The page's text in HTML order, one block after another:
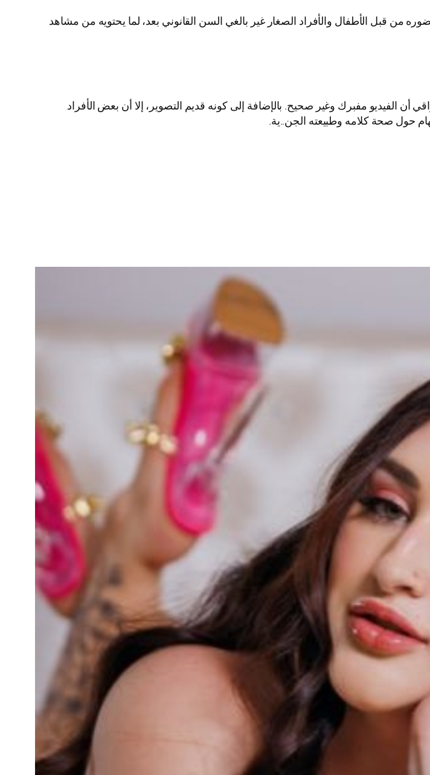
قبل الأطفال والأفراد الصغار غير بالغي السن القانوني بعد، لما يحتويه من مشاهد
الفيديو مفبرك وغير صحيح. بالإضافة إلى كونه قديم التصوير، إلا أن بعض الأفراد
حول صحة كلامه وطبيعته الجن..ية.